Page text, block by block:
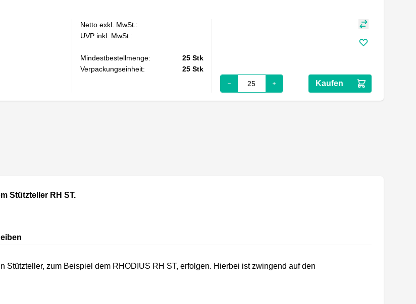
Netto exkl. MwSt.:
UVP inkl. MwSt.:
Mindestbestellmenge: 25 Stk
Verpackungseinheit:
25 Stk
Kaufen
Stützteller RH ST.
Stützteller, zum Beispiel dem RHODIUS RH ST, erfolgen. Hierbei ist zwingend auf den